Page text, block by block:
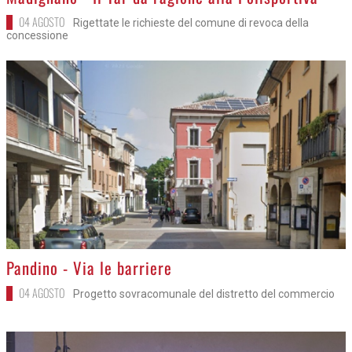
04 AGOSTO
Rigettate le richieste del comune di revoca della
concessione
>
Pandino - Via le barriere
04 AGOSTO Progetto sovracomunale del distretto del commercio